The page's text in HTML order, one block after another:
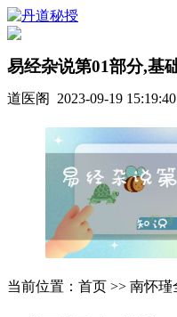
易经杂说第01部分,基
道医阁 2023-09-19 15:19:40
当前位置：首页 >> 南怀瑾